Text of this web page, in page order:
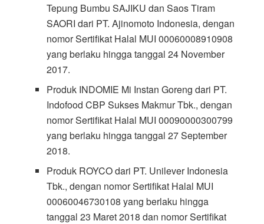
Tepung Bumbu SAJIKU dan Saos Tiram
SAORI dari PT. Ajinomoto Indonesia, dengan
nomor Sertifikat Halal MUI 00060008910908
yang berlaku hingga tanggal 24 November
2017.
Produk INDOMIE Mi Instan Goreng dari PT.
Indofood CBP Sukses Makmur Tbk., dengan
nomor Sertifikat Halal MUI 00090000300799
yang berlaku hingga tanggal 27 September
2018.
Produk ROYCO dari PT. Unilever Indonesia
Tbk., dengan nomor Sertifikat Halal MUI
00060046730108 yang berlaku hingga
tanggal 23 Maret 2018 dan nomor Sertifikat